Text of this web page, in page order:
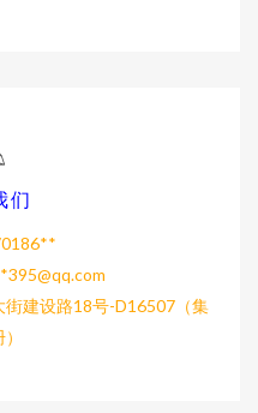
们
395@qq.com
建设路18号-D16507（集